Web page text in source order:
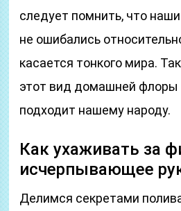
следует помнить, что
не ошибались
касается тонкого мира.
этот вид домашней флоры
подходит нашему народу.
Как ухаживать за
исчерпывающее
Делимся секретами